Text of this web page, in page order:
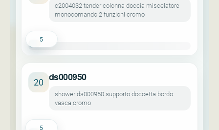
c2004032 tender colonna doccia miscelatore
monocomando 2 funzioni cromo
5
20 ds000950
shower ds000950 supporto doccetta bordo
vasca cromo
5